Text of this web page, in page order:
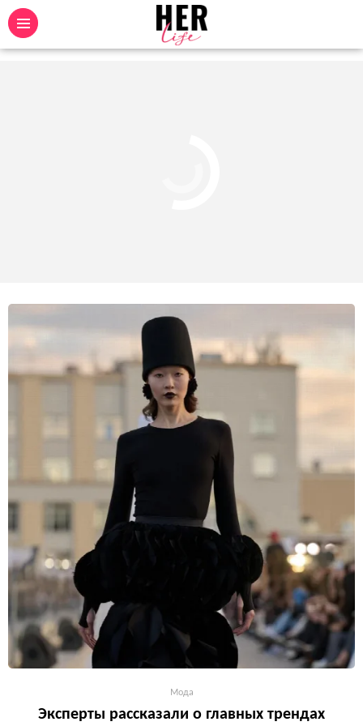
Мода
Эксперты рассказали о главных трендах